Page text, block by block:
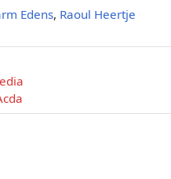
Edens, Raoul Heertje